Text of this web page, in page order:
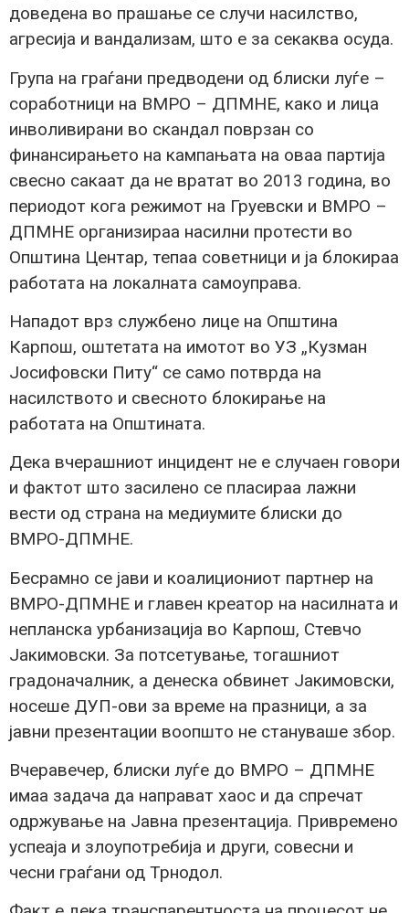
доведена во прашање се случи насилство,
агресија и вандализам, што е за секаква осуда.
Група на граѓани предводени од блиски луѓе –
соработници на ВМРО – ДПМНЕ, како и лица
инволивирани во скандал поврзан со
финансирањето на кампањата на оваа партија
свесно сакаат да не вратат во 2013 година, во
периодот кога режимот на Груевски и ВМРО –
ДПМНЕ организираа насилни протести во
Општина Центар, тепаа советници и ја блокираа
работата на локалната самоуправа.
Нападот врз службено лице на Општина
Карпош, оштетата на имотот во УЗ „Кузман
Јосифовски Питу“ се само потврда на
насилството и свесното блокирање на
работата на Општината.
Дека вчерашниот инцидент не е случаен говори
и фактот што засилено се пласираа лажни
вести од страна на медиумите блиски до
ВМРО-ДПМНЕ.
Бесрамно се јави и коалициониот партнер на
ВМРО-ДПМНЕ и главен креатор на насилната и
непланска урбанизација во Карпош, Стевчо
Јакимовски. За потсетување, тогашниот
градоначалник, а денеска обвинет Јакимовски,
носеше ДУП-ови за време на празници, а за
јавни презентации воопшто не стануваше збор.
Вчеравечер, блиски луѓе до ВМРО – ДПМНЕ
имаа задача да направат хаос и да спречат
одржување на Јавна презентација. Привремено
успеаја и злоупотребија и други, совесни и
чесни граѓани од Трнодол.